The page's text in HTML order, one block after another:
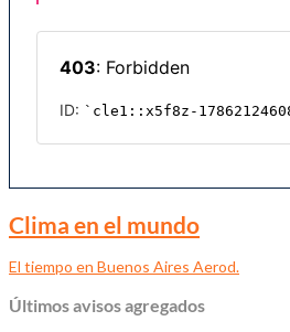
Clima en el mundo
El tiempo en Buenos Aires Aerod.
Últimos avisos agregados